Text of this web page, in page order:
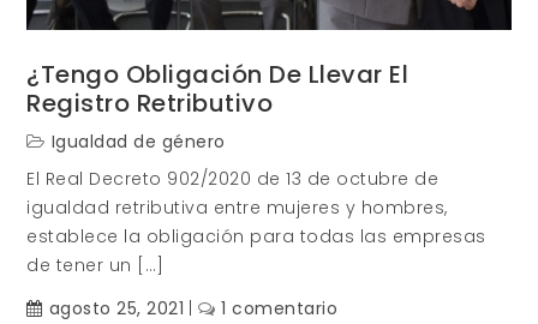
¿Tengo Obligación De Llevar El
Registro Retributivo
Igualdad de género
El Real Decreto 902/2020 de 13 de octubre de
igualdad retributiva entre mujeres y hombres,
establece la obligación para todas las empresas
de tener un […]
agosto 25, 2021
1 comentario